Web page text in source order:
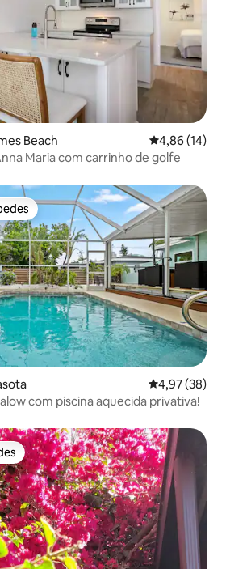
Beach 4,86 de uma
4,86 (14)
Maria com carrinho de golfe
dos hóspedes
4,97 de uma
4,97 (38)
com piscina aquecida privativa!